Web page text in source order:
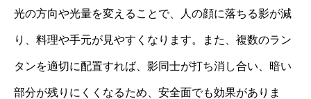
光の方向や光量を変えることで、人の顔に落ちる影が減
り、料理や手元が見やすくなります。また、複数のラン
タンを適切に配置すれば、影同士が打ち消し合い、暗い
部分が残りにくくなるため、安全面でも効果がありま